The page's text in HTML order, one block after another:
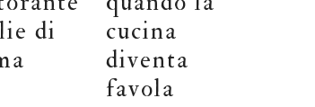
di
cucina
diventa
favola